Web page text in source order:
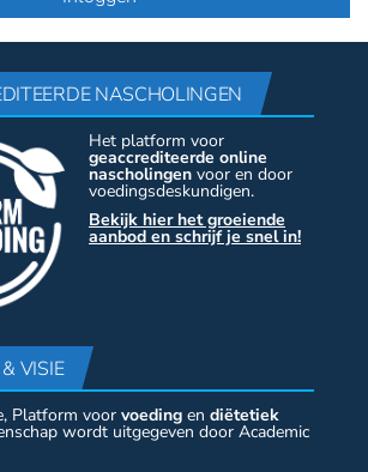
NASCHOLINGEN
Het platform voor
geaccrediteerde online
nascholingen voor en door
voedingsdeskundigen.
Bekijk hier het groeiende
aanbod en schrijf je snel in!
VISIE
Platform voor voeding en diëtetiek
wordt uitgegeven door Academic